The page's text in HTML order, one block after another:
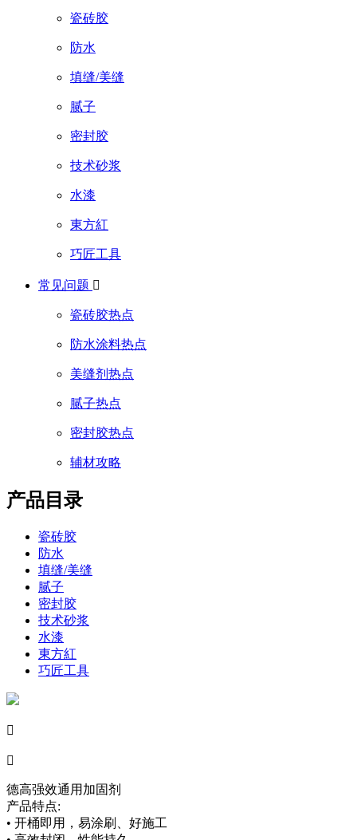
瓷砖胶
防水
填缝/美缝
腻子
密封胶
技术砂浆
水漆
東方紅
巧匠工具
常见问题 
瓷砖胶热点
防水涂料热点
美缝剂热点
腻子热点
密封胶热点
辅材攻略
产品目录
瓷砖胶
防水
填缝/美缝
腻子
密封胶
技术砂浆
水漆
東方紅
巧匠工具


德高强效通用加固剂
产品特点:
• 开桶即用，易涂刷、好施工